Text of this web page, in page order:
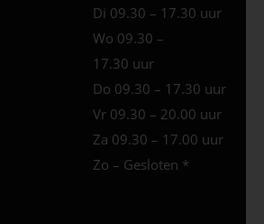
Di 09.30 – 17.30 uur
Wo 09.30 –
17.30 uur
Do 09.30 – 17.30 uur
Vr 09.30 – 20.00 uur
Za 09.30 – 17.00 uur
Zo – Gesloten *